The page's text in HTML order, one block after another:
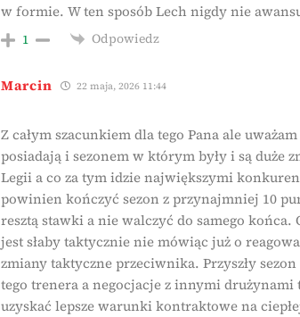
w formie. W ten sposób Lech nigdy nie
1 Odpowiedz
Marcin 22 maja, 2026 11:44
Z całym szacunkiem dla tego Pana ale
posiadają i sezonem w którym były i są duże
Legii a co za tym idzie największymi
powinien kończyć sezon z przynajmniej 10
resztą stawki a nie walczyć do samego końca.
jest słaby taktycznie nie mówiąc już o
zmiany taktyczne przeciwnika. Przyszły
tego trenera a negocjacje z innymi
uzyskać lepsze warunki kontraktowe na